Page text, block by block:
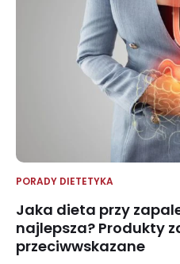
PORADY DIETETYKA
Jaka dieta przy
najlepsza? Produkty
przeciwwskazane